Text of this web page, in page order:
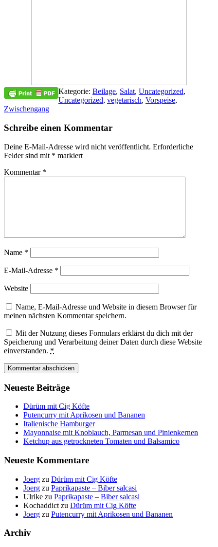
Kategorie: Beilage, Salat, Uncategorized,
Uncategorized, vegetarisch, Vorspeise,
Zwischengang
Schreibe einen Kommentar
Deine E-Mail-Adresse wird nicht veröffentlicht. Erforderliche
Felder sind mit * markiert
Kommentar *
Name *
E-Mail-Adresse *
Website
Name, E-Mail-Adresse und Website in diesem Browser für
meinen nächsten Kommentar speichern.
Mit der Nutzung dieses Formulars erklärst du dich mit der
Speicherung und Verarbeitung deiner Daten durch diese Website
einverstanden. *
Neueste Beiträge
Dürüm mit Cig Köfte
Putencurry mit Aprikosen und Bananen
Italienische Hamburger
Mayonnaise mit Knoblauch, Parmesan und Pinienkernen
Ketchup aus getrockneten Tomaten und Balsamico
Neueste Kommentare
Joerg zu Dürüm mit Cig Köfte
Joerg zu Paprikapaste – Biber salcasi
Ulrike zu Paprikapaste – Biber salcasi
Kochaddict zu Dürüm mit Cig Köfte
Joerg zu Putencurry mit Aprikosen und Bananen
Archiv